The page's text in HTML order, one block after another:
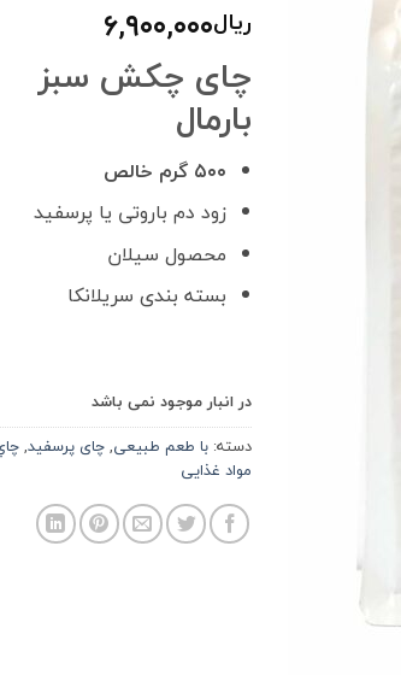
ریال۶,۹۰۰,۰۰۰
چای چکش سبز
بارمال
۵۰۰ گرم خالص
زود دم باروتی یا پرسفید
محصول سیلان
بسته بندی سریلانکا
در انبار موجود نمی باشد
دسته: با طعم طبیعی,چای پرسفید,
مواد غذایی